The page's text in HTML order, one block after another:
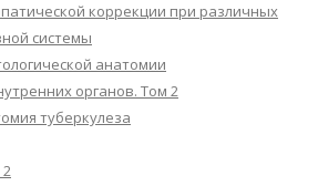
коррекции при различных
системы
анатомии
органов. Том 2
туберкулеза